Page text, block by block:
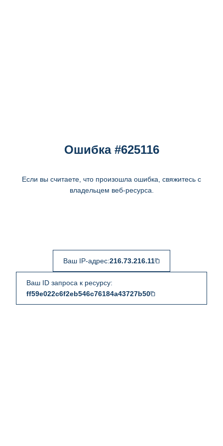
Ошибка #625116
Если вы считаете, что произошла ошибка, свяжитесь с
владельцем веб-ресурса.
Ваш IP-адрес:216.73.216.11
Ваш ID запроса к ресурсу:
ff59e022c6f2eb546c76184a43727b50